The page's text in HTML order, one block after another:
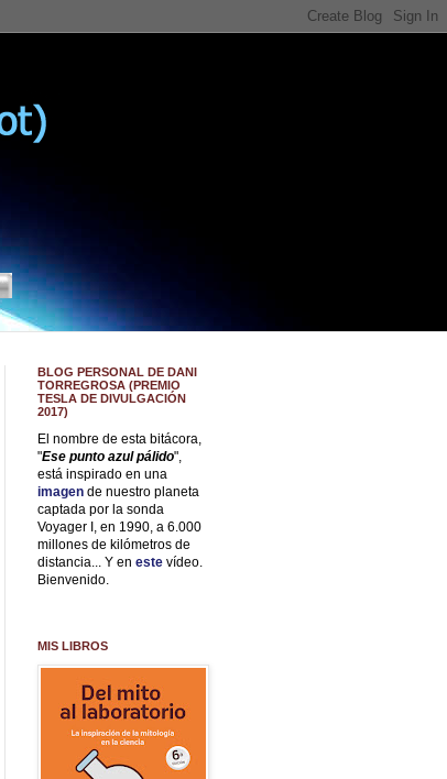
BLOG PERSONAL DE DANI
TORREGROSA (PREMIO
TESLA DE DIVULGACIÓN
2017)
El nombre de esta bitácora,
"Ese punto azul pálido",
está inspirado en una
imagen de nuestro planeta
captada por la sonda
Voyager I, en 1990, a 6.000
millones de kilómetros de
distancia... Y en este vídeo.
Bienvenido.
MIS LIBROS